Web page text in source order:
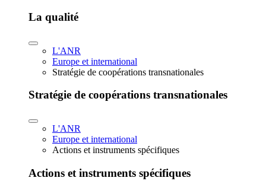
La qualité
L'ANR
Europe et international
Stratégie de coopérations transnationales
Stratégie de coopérations transnationales
L'ANR
Europe et international
Actions et instruments spécifiques
Actions et instruments spécifiques